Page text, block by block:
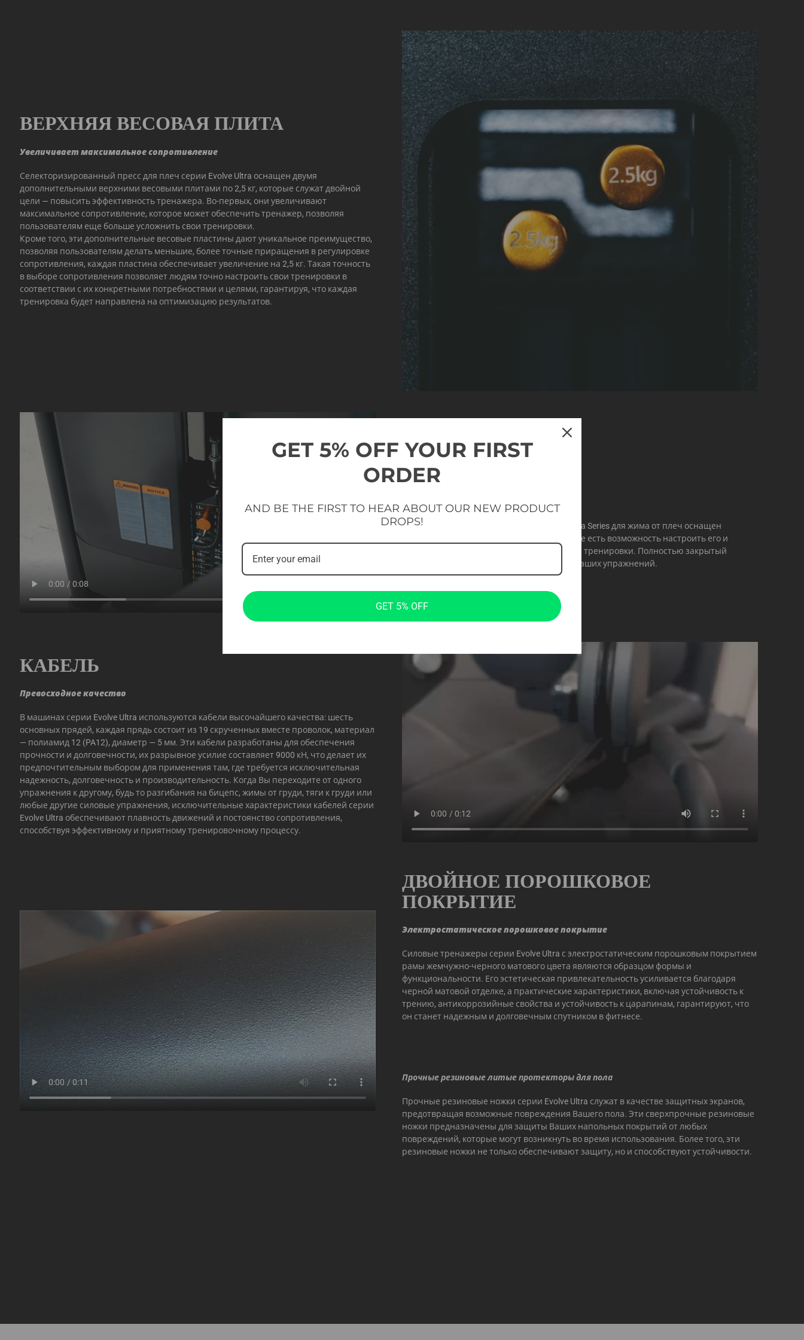
ВЕРХНЯЯ ВЕСОВАЯ ПЛИТА
Увеличивает максимальное сопротивление
Селекторизированный пресс для плеч серии Evolve Ultra оснащен двумя
дополнительными верхними весовыми плитами по 2,5 кг, которые служат двойной
цели — повысить эффективность тренажера. Во-первых, они увеличивают
максимальное сопротивление, которое может обеспечить тренажер, позволяя
пользователям еще больше усложнить свои тренировки.
Кроме того, эти дополнительные весовые пластины дают уникальное преимущество,
позволяя пользователям делать меньшие, более точные приращения в регулировке
сопротивления, каждая пластина обеспечивает увеличение на 2,5 кг. Такая точность
в выборе сопротивления позволяет людям точно настроить свои тренировки в
соответствии с их конкретными потребностями и целями, гарантируя, что каждая
тренировка будет направлена на оптимизацию результатов.
ВЕСОВОЙ СТЕК
Селекторизированный тренажер Evolve Ultra Series для жима от плеч оснащен
уровнем сопротивления 85 кг, но у Вас также есть возможность настроить его и
добавить до 122,5 кг для еще более сложной тренировки. Полностью закрытый
весовой стек обеспечивает безопасность Ваших упражнений.
КАБЕЛЬ
Превосходное качество
В машинах серии Evolve Ultra используются кабели высочайшего качества: шесть
основных прядей, каждая прядь состоит из 19 скрученных вместе проволок, материал
— полиамид 12 (PA12), диаметр — 5 мм. Эти кабели разработаны для обеспечения
прочности и долговечности, их разрывное усилие составляет 9000 кН, что делает их
предпочтительным выбором для применения там, где требуется исключительная
надежность, долговечность и производительность. Когда Вы переходите от одного
упражнения к другому, будь то разгибания на бицепс, жимы от груди, тяги к груди или
любые другие силовые упражнения, исключительные характеристики кабелей серии
Evolve Ultra обеспечивают плавность движений и постоянство сопротивления,
способствуя эффективному и приятному тренировочному процессу.
ДВОЙНОЕ ПОРОШКОВОЕ
ПОКРЫТИЕ
Электростатическое порошковое покрытие
Силовые тренажеры серии Evolve Ultra с электростатическим порошковым покрытием
рамы жемчужно-черного матового цвета являются образцом формы и
функциональности. Его эстетическая привлекательность усиливается благодаря
черной матовой отделке, а практические характеристики, включая устойчивость к
трению, антикоррозийные свойства и устойчивость к царапинам, гарантируют, что
он станет надежным и долговечным спутником в фитнесе.
Прочные резиновые литые протекторы для пола
Прочные резиновые ножки серии Evolve Ultra служат в качестве защитных экранов,
предотвращая возможные повреждения Вашего пола. Эти сверхпрочные резиновые
ножки предназначены для защиты Ваших напольных покрытий от любых
повреждений, которые могут возникнуть во время использования. Более того, эти
резиновые ножки не только обеспечивают защиту, но и способствуют устойчивости.
GET 5% OFF YOUR FIRST
ORDER
AND BE THE FIRST TO HEAR ABOUT OUR NEW PRODUCT
DROPS!
GET 5% OFF